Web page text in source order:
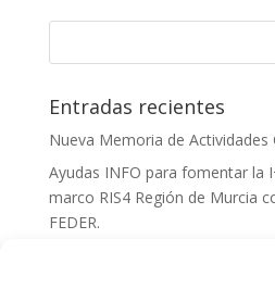
Entradas recientes
Nueva Memoria de Actividades
Ayudas INFO para fomentar la
marco RIS4 Región de Murcia
FEDER.